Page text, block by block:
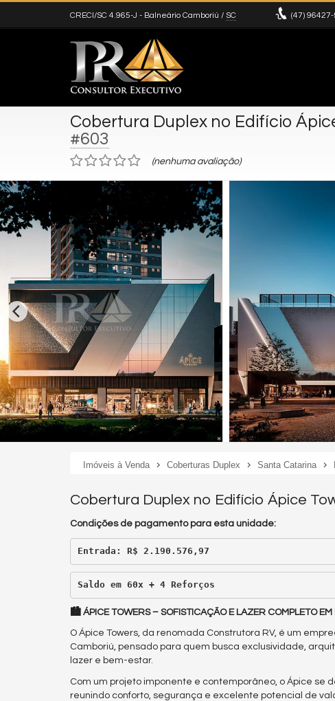
CRECI/SC 4.965-J - Balneário Camboriú / SC (47) 96427-
Cobertura Duplex no Edifício
#603
(nenhuma avaliação)
Imóveis à Venda Coberturas Duplex Santa Catarina
Cobertura Duplex no Edifício Ápice
Condições de pagamento para esta unidade:
Entrada: R$ 2.190.576,97
Saldo em 60x + 4 Reforços
🏙️ ÁPICE TOWERS – SOFISTICAÇÃO E LAZER COMPLETO
O Ápice Towers, da renomada Construtora RV, é um
Camboriú, pensado para quem busca exclusividade,
lazer e bem-estar.
Com um projeto imponente e contemporâneo, o Ápice
reunindo conforto, segurança e excelente potencial de